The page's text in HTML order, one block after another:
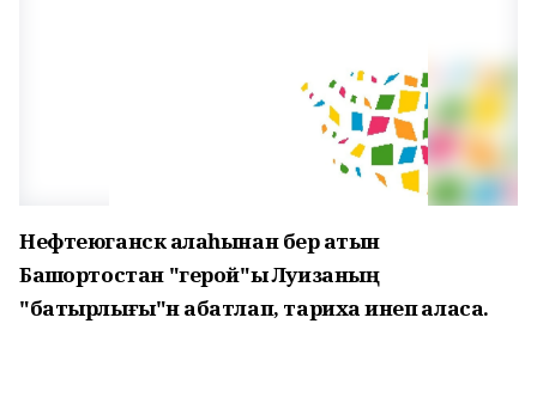
Нефтеюганск ҡалаһынан бер ҡатын
Башҡортостан "герой"ы Луизаның
"батырлығы"н ҡабатлап, тарихҡа инеп ҡаласаҡ.